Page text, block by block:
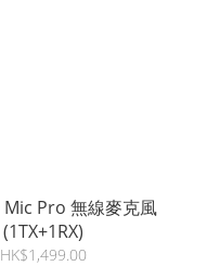
Pro 無線麥克風
(1TX+1RX)
HK$1,499.00